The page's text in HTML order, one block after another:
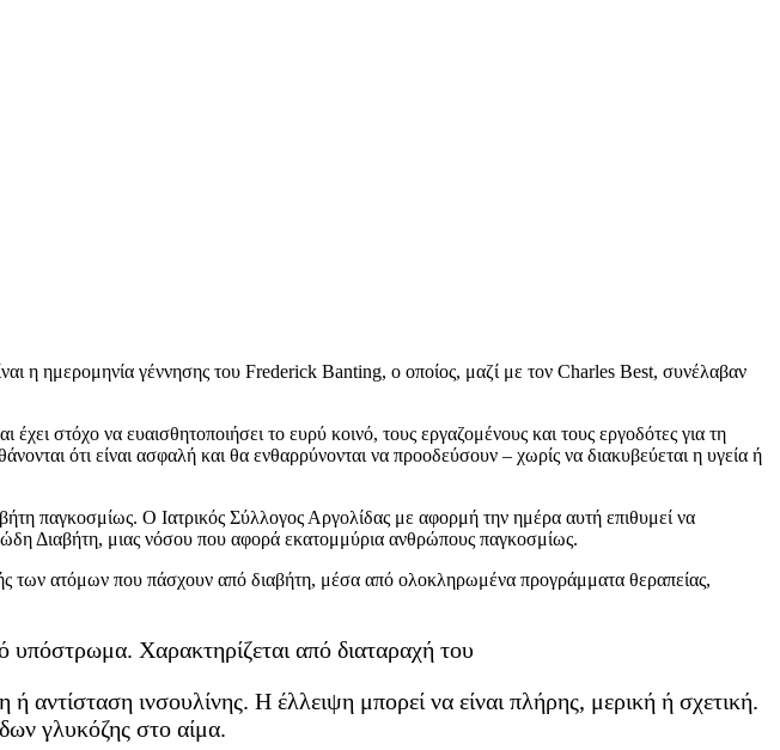
η ημερομηνία γέννησης του Frederick Banting, ο οποίος, μαζί με τον Charles Best, συνέλαβαν
έχει στόχο να ευαισθητοποιήσει το ευρύ κοινό, τους εργαζομένους και τους εργοδότες για τη
ότι είναι ασφαλή και θα ενθαρρύνονται να προοδεύσουν – χωρίς να διακυβεύεται η υγεία ή
παγκοσμίως. Ο Ιατρικός Σύλλογος Αργολίδας με αφορμή την ημέρα αυτή επιθυμεί να
Διαβήτη, μιας νόσου που αφορά εκατομμύρια ανθρώπους παγκοσμίως.
των ατόμων που πάσχουν από διαβήτη, μέσα από ολοκληρωμένα προγράμματα θεραπείας,
Χαρακτηρίζεται από διαταραχή του
αντίσταση ινσουλίνης. Η έλλειψη μπορεί να είναι πλήρης, μερική ή σχετική.
γλυκόζης στο αίμα.